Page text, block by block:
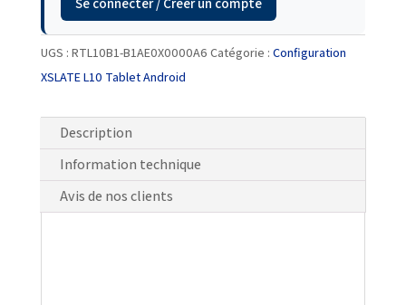
UGS : RTL10B1-B1AE0X0000A6 Catégorie : Configuration
XSLATE L10 Tablet Android
Description
Information technique
Avis de nos clients